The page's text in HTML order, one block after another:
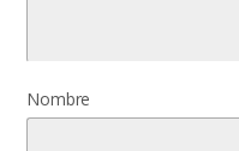
Nombre